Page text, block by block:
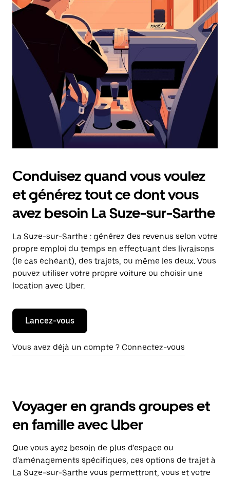
sélectionner
une
date.
Appuyez
sur
touche
pour
fermer
le
calendrier.
Conduisez quand vous voulez
et générez tout ce dont vous
avez besoin La Suze-sur-Sarthe
La Suze-sur-Sarthe : générez des revenus selon votre
propre emploi du temps en effectuant des livraisons
(le cas échéant), des trajets, ou même les deux. Vous
pouvez utiliser votre propre voiture ou choisir une
location avec Uber.
Lancez-vous
Vous avez déjà un compte ? Connectez-vous
Voyager en grands groupes et
en famille avec Uber
Que vous ayez besoin de plus d'espace ou
d'aménagements spécifiques, ces options de trajet à
La Suze-sur-Sarthe vous permettront, vous et votre